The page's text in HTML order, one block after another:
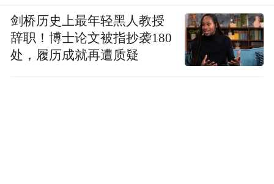
江苏警官学院
剑桥历史上最年轻黑人教授
辞职！博士论文被指抄袭180
处，履历成就再遭质疑